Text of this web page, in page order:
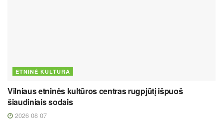
ETNINĖ KULTŪRA
Vilniaus etninės kultūros centras rugpjūtį išpuoš
šiaudiniais sodais
2026 08 07